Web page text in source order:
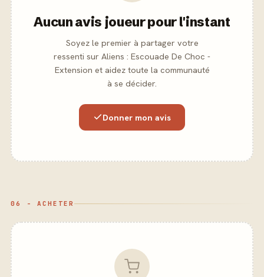
Aucun avis joueur pour l'instant
Soyez le premier à partager votre
ressenti sur Aliens : Escouade De Choc -
Extension et aidez toute la communauté
à se décider.
Donner mon avis
06 - ACHETER